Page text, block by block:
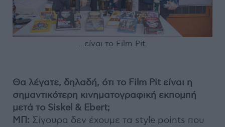
...είναι το Film Pit.
Θα λέγατε, δηλαδή, ότι το Film Pit είναι η
σημαντικότερη κινηματογραφική εκπομπή
μετά το Siskel & Ebert;
MΠ: Σίγουρα δεν έχουμε τα style points που